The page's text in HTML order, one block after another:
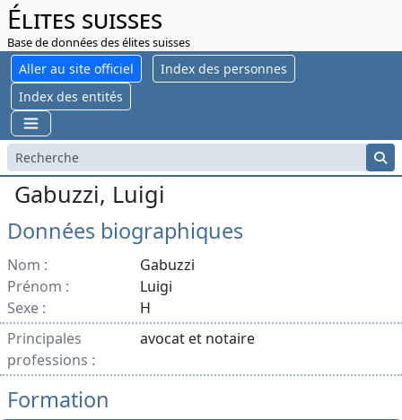
Élites suisses
Base de données des élites suisses
Aller au site officiel
Index des personnes
Index des entités
Gabuzzi, Luigi
Données biographiques
Nom :
Gabuzzi
Prénom :
Luigi
Sexe :
H
Principales
professions :
avocat et notaire
Formation